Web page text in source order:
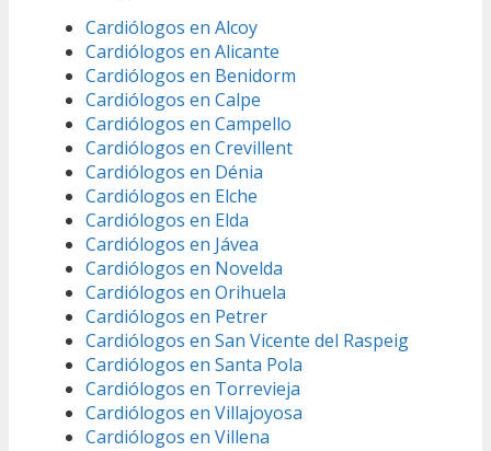
Cardiólogos en Alcoy
Cardiólogos en Alicante
Cardiólogos en Benidorm
Cardiólogos en Calpe
Cardiólogos en Campello
Cardiólogos en Crevillent
Cardiólogos en Dénia
Cardiólogos en Elche
Cardiólogos en Elda
Cardiólogos en Jávea
Cardiólogos en Novelda
Cardiólogos en Orihuela
Cardiólogos en Petrer
Cardiólogos en San Vicente del Raspeig
Cardiólogos en Santa Pola
Cardiólogos en Torrevieja
Cardiólogos en Villajoyosa
Cardiólogos en Villena